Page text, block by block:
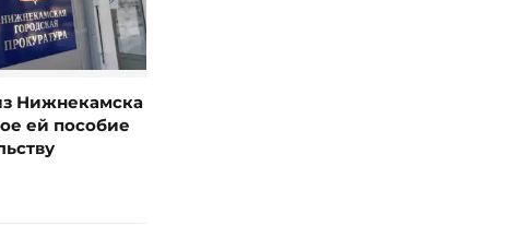
Нижнекамска
ей пособие